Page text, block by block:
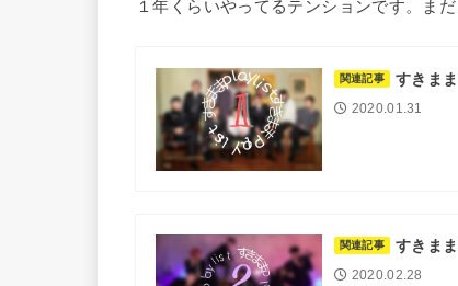
１年くらいやってるテンションです。ま
関連記事 すきま
2020.01.31
関連記事 すきま
2020.02.28